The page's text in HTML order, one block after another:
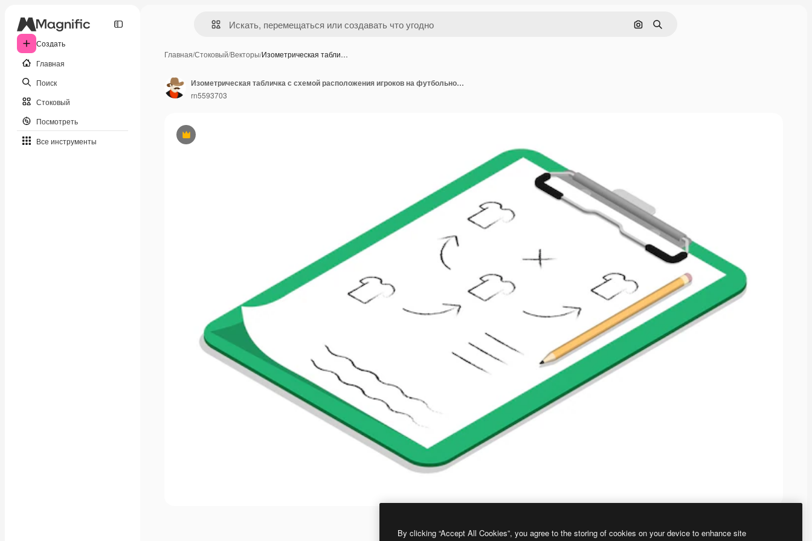
Создать
Главная
Поиск
Стоковый
Посмотреть
Все инструменты
Поиск по изображению
Поиск
Главная/Стоковый/Векторы/Изометрическая табли…
Премиум
Изометрическая табличка с схемой расположения игроков на футбольном поле Ведущий тренер
rn5593703
By clicking “Accept All Cookies”, you agree to the storing of cookies on your device to enhance site